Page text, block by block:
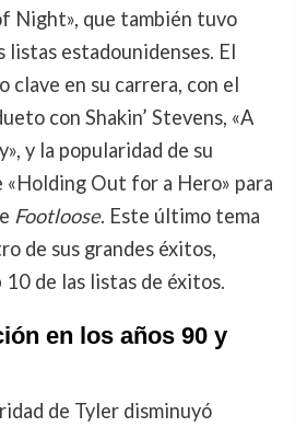
Night», que también tuvo
estadounidenses. El
clave en su carrera, con el
con Shakin’ Stevens, «A
y la popularidad de su
Out for a Hero» para
Footloose. Este último tema
de sus grandes éxitos,
de las listas de éxitos.
en los años 90 y
de Tyler disminuyó